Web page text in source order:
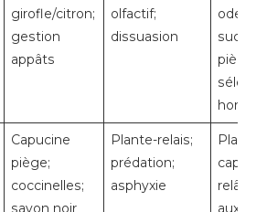
girofle/citron;
gestion
appâts
olfactif;
dissuasion
hors
Capucine
piège;
coccinelles;
savon noir
Plante-relais;
prédation;
asphyxie